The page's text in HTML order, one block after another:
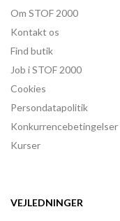
Om STOF 2000
Kontakt os
Find butik
Job i STOF 2000
Cookies
Persondatapolitik
Konkurrencebetingelser
Kurser
VEJLEDNINGER